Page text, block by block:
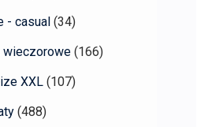
- casual (34)
wieczorowe (166)
XXL (107)
(488)